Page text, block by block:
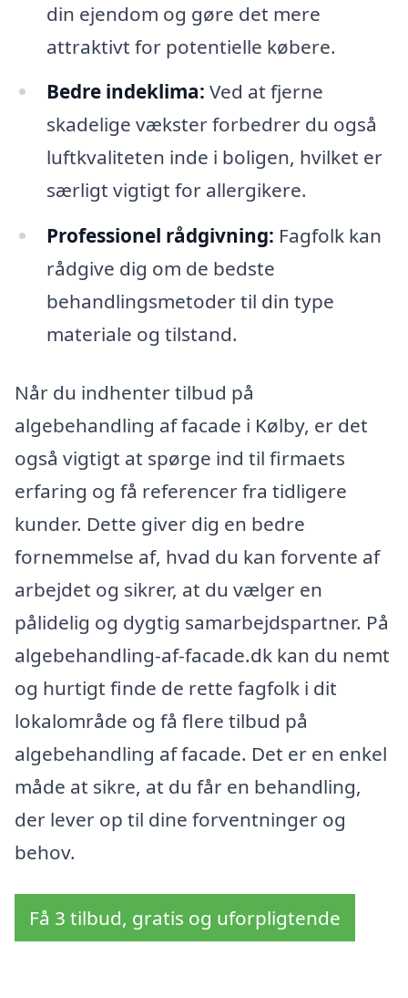
din ejendom og gøre det mere
attraktivt for potentielle købere.
Bedre indeklima: Ved at fjerne
skadelige vækster forbedrer du også
luftkvaliteten inde i boligen, hvilket er
særligt vigtigt for allergikere.
Professionel rådgivning: Fagfolk kan
rådgive dig om de bedste
behandlingsmetoder til din type
materiale og tilstand.
Når du indhenter tilbud på
algebehandling af facade i Kølby, er det
også vigtigt at spørge ind til firmaets
erfaring og få referencer fra tidligere
kunder. Dette giver dig en bedre
fornemmelse af, hvad du kan forvente af
arbejdet og sikrer, at du vælger en
pålidelig og dygtig samarbejdspartner. På
algebehandling-af-facade.dk kan du nemt
og hurtigt finde de rette fagfolk i dit
lokalområde og få flere tilbud på
algebehandling af facade. Det er en enkel
måde at sikre, at du får en behandling,
der lever op til dine forventninger og
behov.
Få 3 tilbud, gratis og uforpligtende